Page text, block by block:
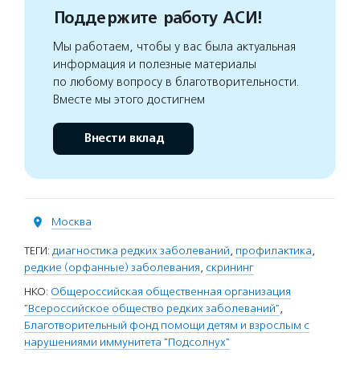
Поддержите работу АСИ!
Мы работаем, чтобы у вас была актуальная
информация и полезные материалы
по любому вопросу в благотворительности.
Вместе мы этого достигнем
Внести вклад
Москва
ТЕГИ: диагностика редких заболеваний, профилактика,
редкие (орфанные) заболевания, скрининг
НКО: Общероссийская общественная организация
"Всероссийское общество редких заболеваний",
Благотворительный фонд помощи детям и взрослым с
нарушениями иммунитета "Подсолнух"